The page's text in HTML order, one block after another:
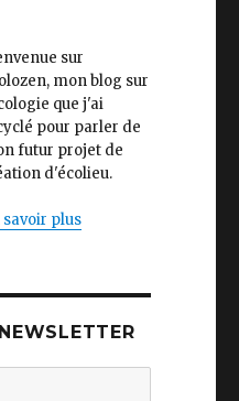
sur
mon blog sur
que j'ai
pour parler de
futur projet de
d'écolieu.
savoir plus